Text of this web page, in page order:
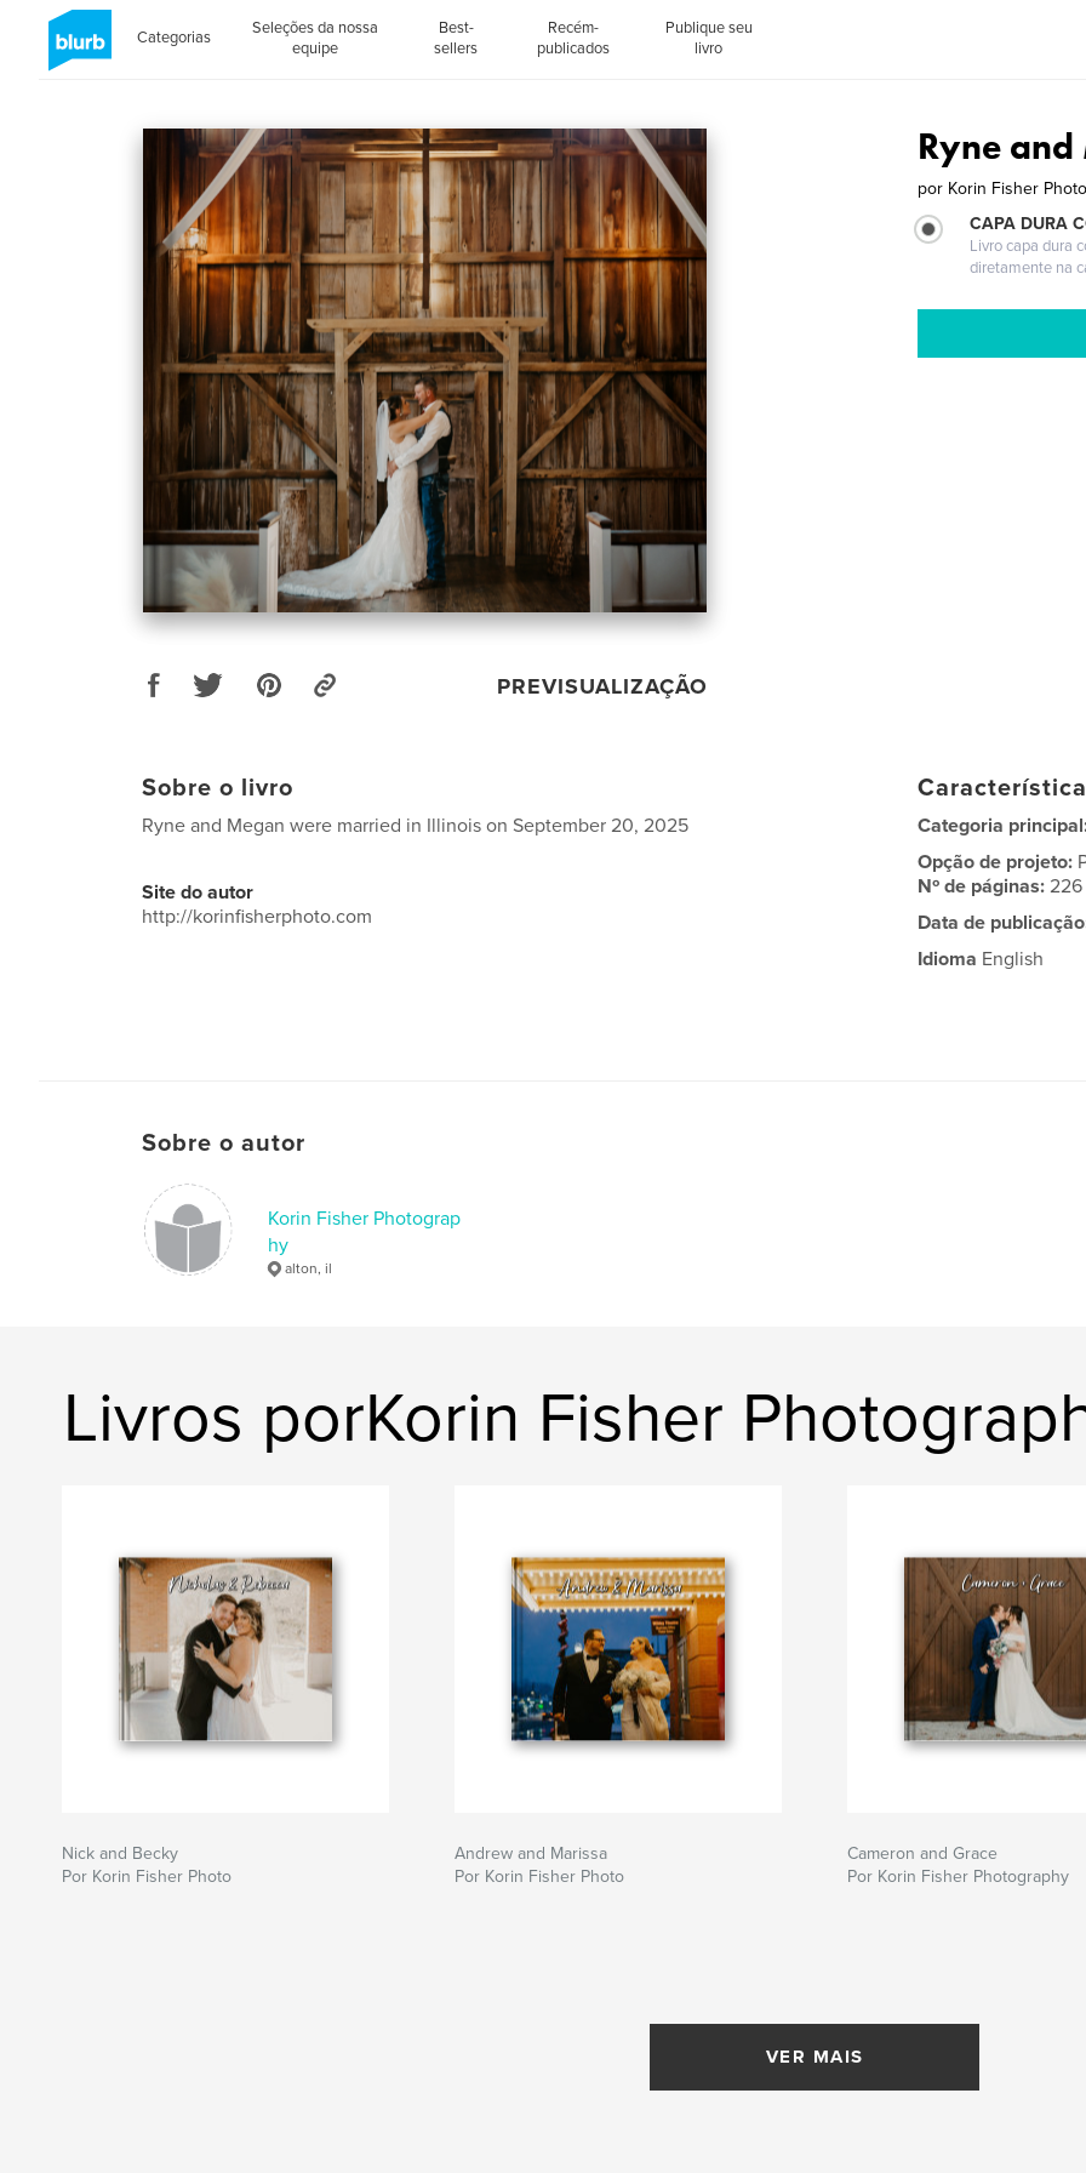
Categorias
Seleções da nossa
equipe
Best-
sellers
Recém-
publicados
Publique seu
livro
PREVISUALIZAÇÃO
Ryne
por Korin Fisher
CAPA DURA
Livro capa dura
diretamente na
Sobre o livro
Ryne and Megan were married in Illinois on September 20, 2025
Site do autor
http://korinfisherphoto.com
Categoria
Opção de projeto:
Nº de páginas:226
Data de
Idioma English
Sobre o autor
Korin Fisher Photograp
hy
alton, il
Livros porKorin Fisher
Nick and Becky
Por Korin Fisher Photo
Andrew and Marissa
Por Korin Fisher Photo
Cameron and Grace
Por Korin Fisher Photography
VER MAIS